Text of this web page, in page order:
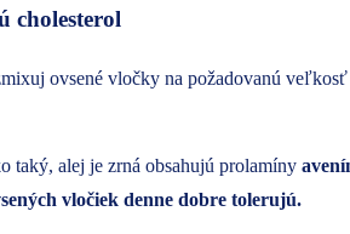
cholesterol
ovsené vločky na požadovanú
taký, alej je zrná obsahujú prolamíny
vločiek denne dobre tolerujú.